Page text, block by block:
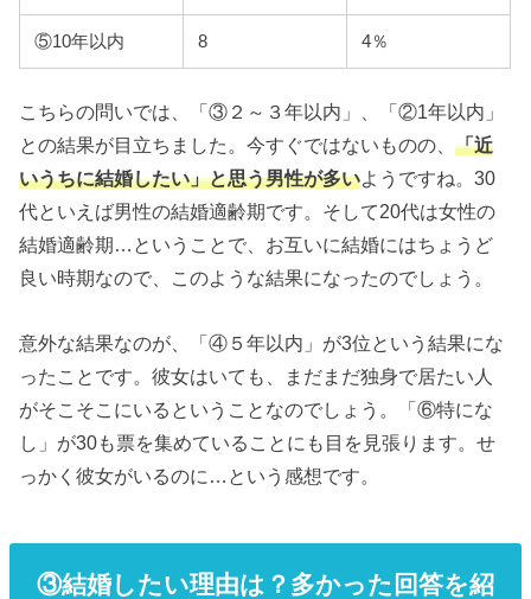
⑤10年以内 8 4％
こちらの問いでは、「③２～３年以内」、「②1年以内」
との結果が目立ちました。今すぐではないものの、「近
いうちに結婚したい」と思う男性が多いようですね。30
代といえば男性の結婚適齢期です。そして20代は女性の
結婚適齢期…ということで、お互いに結婚にはちょうど
良い時期なので、このような結果になったのでしょう。
意外な結果なのが、「④５年以内」が3位という結果にな
ったことです。彼女はいても、まだまだ独身で居たい人
がそこそこにいるということなのでしょう。「⑥特にな
し」が30も票を集めていることにも目を見張ります。せ
っかく彼女がいるのに…という感想です。
③結婚したい理由は？多かった回答を紹